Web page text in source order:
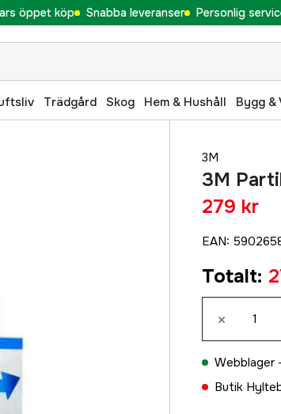
öppet köp Snabba leveranser Personlig
Trädgård Skog Hem & Hushåll Bygg &
3M
3M
279 kr
EAN:
Totalt:
×
Webblager
Butik